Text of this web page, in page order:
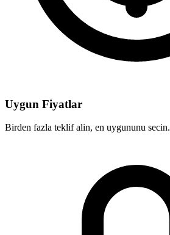
Uygun Fiyatlar
Birden fazla teklif alin, en uygununu secin.